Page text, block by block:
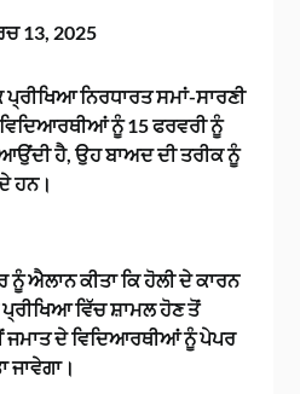
13, 2025
ਨਿਰਧਾਰਤ ਸਮਾਂ-ਸਾਰਣੀ
ਨੂੰ 15 ਫਰਵਰੀ ਨੂੰ
ਹੈ, ਉਹ ਬਾਅਦ ਦੀ ਤਰੀਕ ਨੂੰ
ਹਨ।
ਐਲਾਨ ਕੀਤਾ ਕਿ ਹੋਲੀ ਦੇ ਕਾਰਨ
ਪ੍ਰੀਖਿਆ ਵਿੱਚ ਸ਼ਾਮਲ ਹੋਣ ਤੋਂ
ਦੇ ਵਿਦਿਆਰਥੀਆਂ ਨੂੰ ਪੇਪਰ
ਜਾਵੇਗਾ।